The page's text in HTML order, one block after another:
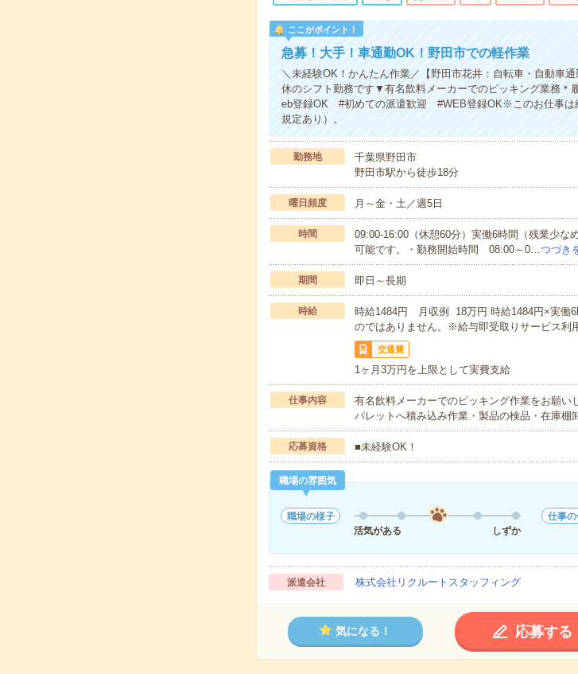
ここがポイント！
急募！大手！車通勤OK！野田市での軽作業
＼未経験OK！かんたん作業／【野田市花井：自転車・自動車
休のシフト勤務です▼有名飲料メーカーでのピッキング業務＊
eb登録OK #初めての派遣歓迎 #WEB登録OK※このお仕事は
規定あり）。
勤務地
千葉県野田市
野田市駅から徒歩18分
曜日頻度 月～金・土／週5日
時間
09:00-16:00（休憩60分）実働6時間（残業少な
可能です。・勤務開始時間 08:00～0…つづき
期間 即日～長期
時給
時給1484円 月収例 18万円 時給1484円×実働
のではありません。※給与即受取りサービス利
交通費
1ヶ月3万円を上限として実費支給
仕事内容
有名飲料メーカーでのピッキング作業をお願い
パレットへ積み込み作業・製品の検品・在庫棚
応募資格 ■未経験OK！
職場の雰囲気
職場の様子
活気がある
しずか
仕事
派遣会社 株式会社リクルートスタッフィング
気になる！ 応募する